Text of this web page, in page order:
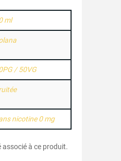
ml
/ 50VG
nicotine 0 mg
associé à ce produit.